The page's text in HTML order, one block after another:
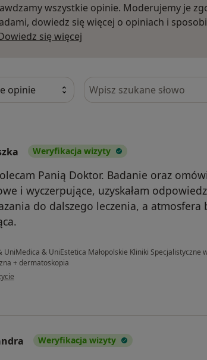
wszystkie opinie. Moderujemy je
dowiedz się więcej o opiniach i
się więcej
Szukaj w opiniach
Weryfikacja wizyty
Panią Doktor. Badanie oraz
i wyczerpujące, uzyskałam
do dalszego leczenia, a atmosfera
UniMedica & UniEstetica Małopolskie Kliniki Specjalistyczne
+ dermatoskopia
Agnieszka
Weryfikacja wizyty